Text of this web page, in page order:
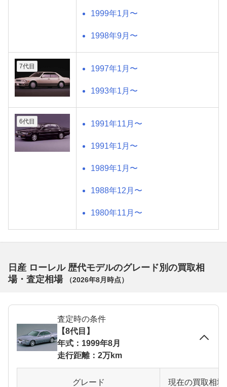
1999年1月〜
1998年9月〜
7代目 1997年1月〜
1993年1月〜
6代目 1991年11月〜
1991年1月〜
1989年1月〜
1988年12月〜
1980年11月〜
日産 ローレル 歴代モデルのグレード別の買取相
場・査定相場
（2026年8月 時点）
査定時の条件
【8代目】
年式：1999年8月
走行距離：2万km
グレード 現在の買取相